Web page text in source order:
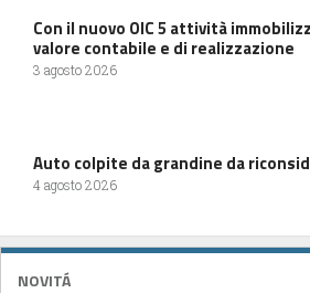
Con il nuovo OIC 5 attività
valore contabile e di realizzazione
3 agosto 2026
Auto colpite da grandine da
4 agosto 2026
NOVITÁ